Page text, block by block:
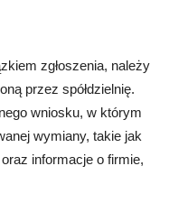
zgłoszenia, należy
przez spółdzielnię.
wniosku, w którym
wymiany, takie jak
informacje o firmie,